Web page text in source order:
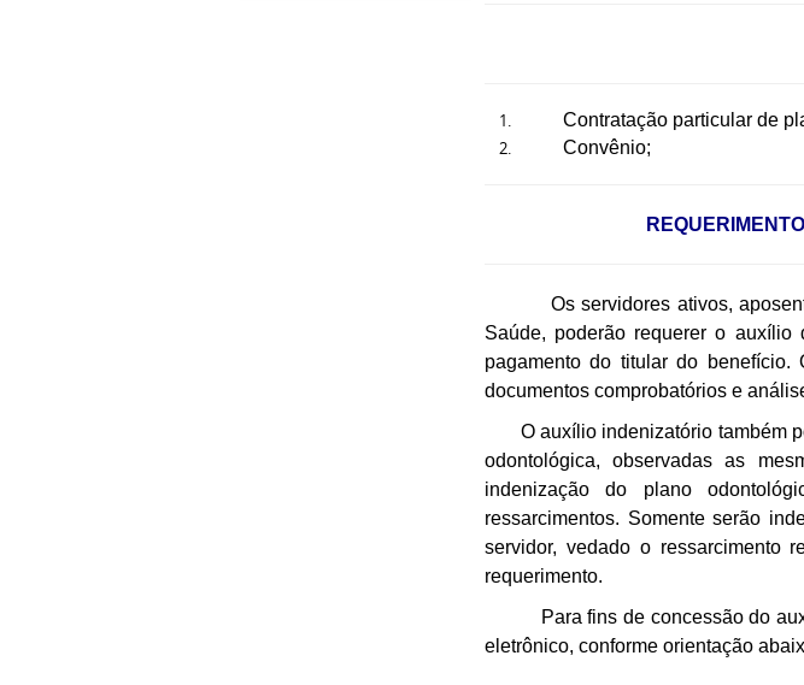
Contratação particular de
Convênio;
Os servidores ativos,
Saúde, poderão requerer o
pagamento do titular do
documentos comprobatórios e
O auxílio indenizatório também
odontológica, observadas as
indenização do plano
ressarcimentos. Somente serão
servidor, vedado o ressarcimento
requerimento.
Para fins de concessão do
eletrônico, conforme orientação